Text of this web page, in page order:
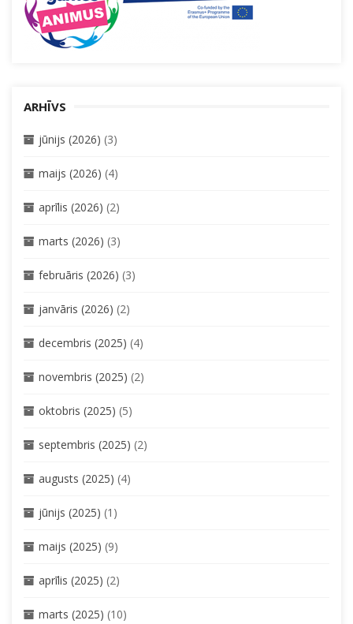
ARHĪVS
jūnijs (2026) (3)
maijs (2026) (4)
aprīlis (2026) (2)
marts (2026) (3)
februāris (2026) (3)
janvāris (2026) (2)
decembris (2025) (4)
novembris (2025) (2)
oktobris (2025) (5)
septembris (2025) (2)
augusts (2025) (4)
jūnijs (2025) (1)
maijs (2025) (9)
aprīlis (2025) (2)
marts (2025) (10)